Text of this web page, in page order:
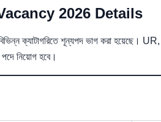
2026 Details
বিভিন্ন ক্যাটাগরিতে শূন্যপদ ভাগ করা
নিয়োগ হবে।